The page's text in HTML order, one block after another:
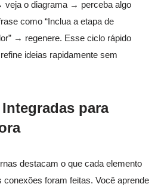
o diagrama → perceba algo
como “Inclua a etapa de
→ regenere. Esse ciclo rápido
ideias rapidamente sem
para
destacam o que cada elemento
conexões foram feitas. Você aprende